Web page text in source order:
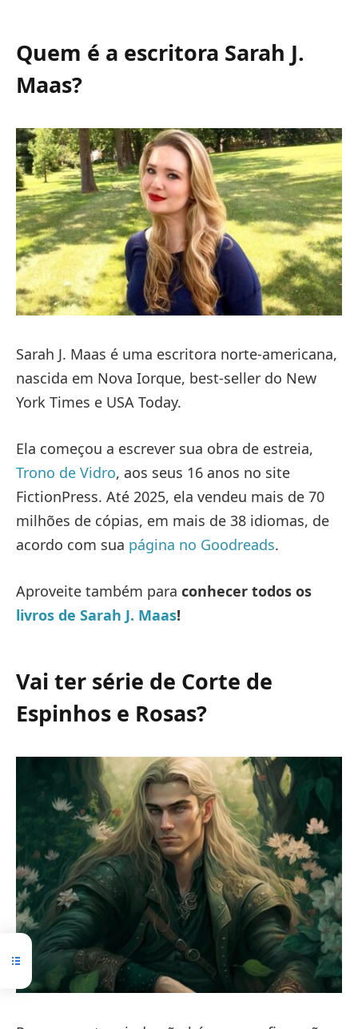
Quem é a escritora Sarah J.
Maas?
Sarah J. Maas é uma escritora norte-americana,
nascida em Nova Iorque, best-seller do New
York Times e USA Today.
Ela começou a escrever sua obra de estreia,
Trono de Vidro, aos seus 16 anos no site
FictionPress. Até 2025, ela vendeu mais de 70
milhões de cópias, em mais de 38 idiomas, de
acordo com sua página no Goodreads.
Aproveite também para conhecer todos os
livros de Sarah J. Maas!
Vai ter série de Corte de
Espinhos e Rosas?